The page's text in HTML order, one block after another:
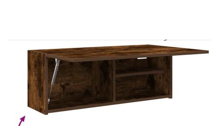
разцепване, което я прави надежден избор за
разнообразни проекти.Голямо пространство за
съхранение: Този стенен шкаф за баня предлага
удобно място за съхранение, за да държите
различните си ежедневни принадлежности
добре подредени и лесно достъпни.Практически
дизайн: Вратите на шкафа са с газова пружина,
която може да се монтира отляво или отдясно, в
зависимост от предпочитанията ви. Този дизайн
позволява на вратата да се отваря леко, тихо и